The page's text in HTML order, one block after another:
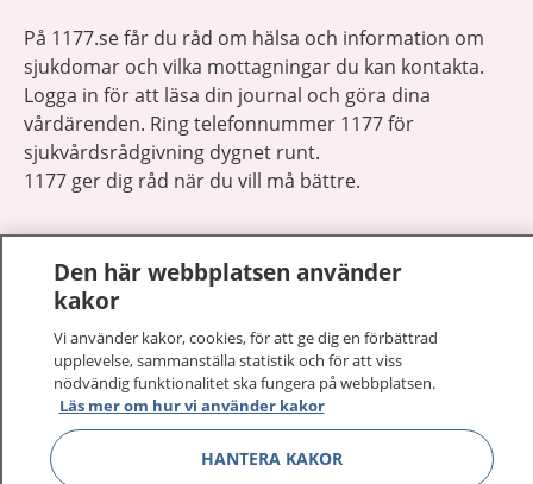
På 1177.se får du råd om hälsa och information om
sjukdomar och vilka mottagningar du kan kontakta.
Logga in för att läsa din journal och göra dina
vårdärenden. Ring telefonnummer 1177 för
sjukvårdsrådgivning dygnet runt.
1177 ger dig råd när du vill må bättre.
1177 på flera språk
Om 1177
Kontakt Visa
Den här webbplatsen använder
kakor
Vi använder kakor, cookies, för att ge dig en förbättrad
upplevelse, sammanställa statistik och för att viss
nödvändig funktionalitet ska fungera på webbplatsen.
Läs mer om hur vi använder kakor
HANTERA KAKOR